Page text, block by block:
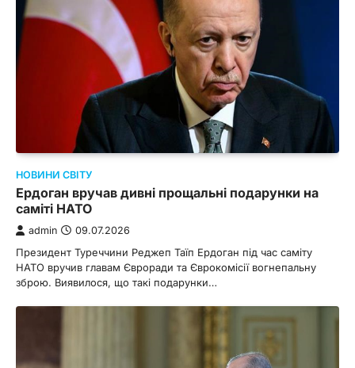
НОВИНИ СВІТУ
Ердоган вручав дивні прощальні подарунки на
саміті НАТО
admin 09.07.2026
Президент Туреччини Реджеп Таїп Ердоган під час саміту
НАТО вручив главам Євроради та Єврокомісії вогнепальну
зброю. Виявилося, що такі подарунки…